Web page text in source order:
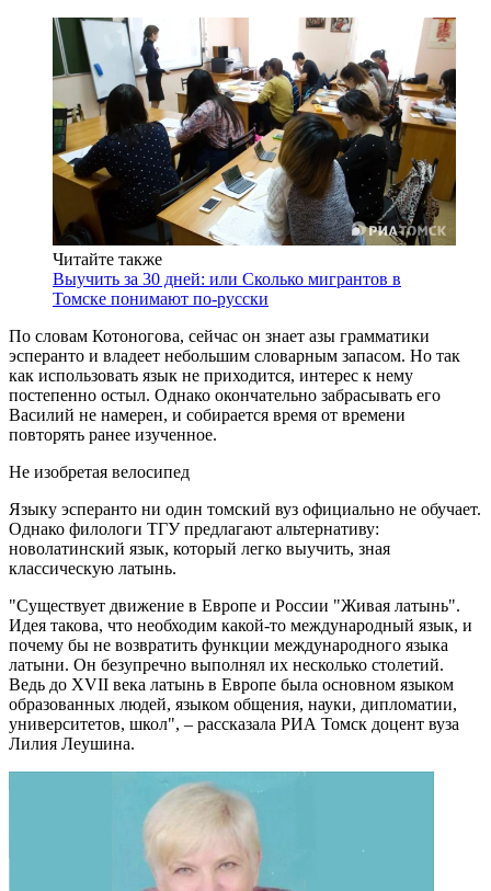
Читайте также
Выучить за 30 дней: или Сколько мигрантов в
Томске понимают по-русски
По словам Котоногова, сейчас он знает азы грамматики
эсперанто и владеет небольшим словарным запасом. Но так
как использовать язык не приходится, интерес к нему
постепенно остыл. Однако окончательно забрасывать его
Василий не намерен, и собирается время от времени
повторять ранее изученное.
Не изобретая велосипед
Языку эсперанто ни один томский вуз официально не обучает.
Однако филологи ТГУ предлагают альтернативу:
новолатинский язык, который легко выучить, зная
классическую латынь.
"Существует движение в Европе и России "Живая латынь".
Идея такова, что необходим какой-то международный язык, и
почему бы не возвратить функции международного языка
латыни. Он безупречно выполнял их несколько столетий.
Ведь до XVII века латынь в Европе была основном языком
образованных людей, языком общения, науки, дипломатии,
университетов, школ", – рассказала РИА Томск доцент вуза
Лилия Леушина.